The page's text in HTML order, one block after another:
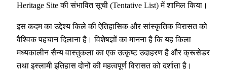
Heritage Site की संभावित सूची (Tentative List) में शामिल किया।
इस कदम का उद्देश्य किले की ऐतिहासिक और सांस्कृतिक विरासत को
वैश्विक पहचान दिलाना है। विशेषज्ञों का मानना है कि यह किला
मध्यकालीन सैन्य वास्तुकला का एक उत्कृष्ट उदाहरण है और क्रूसेडर
तथा इस्लामी इतिहास दोनों की महत्वपूर्ण विरासत को दर्शाता है।